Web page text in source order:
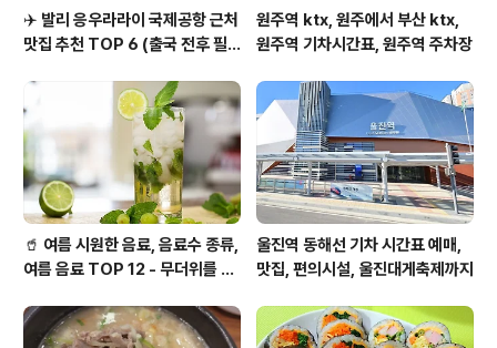
✈️ 발리 응우라라이 국제공항 근처
맛집 추천 TOP 6 (출국 전후 필
원주역 ktx, 원주에서 부산 ktx,
원주역 기차시간표, 원주역 주차장
🥤 여름 시원한 음료, 음료수 종류,
여름 음료 TOP 12 - 무더위를 날
울진역 동해선 기차 시간표 예매,
맛집, 편의시설, 울진대게축제까지